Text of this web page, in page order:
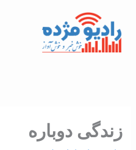
محتوا
زندگی دوباره